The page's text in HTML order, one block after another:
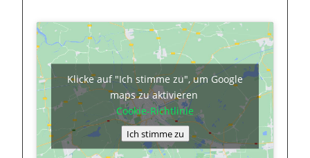
Klicke auf "Ich stimme zu", um Google
maps zu aktivieren
Cookie-Richtlinie
Ich stimme zu